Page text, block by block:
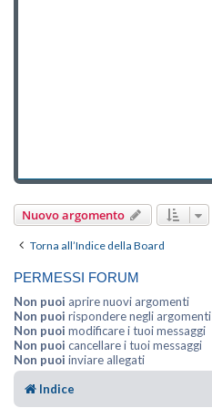
Nuovo argomento
Torna all’Indice della Board
PERMESSI FORUM
Non puoi aprire nuovi argomenti
Non puoi rispondere negli argomenti
Non puoi modificare i tuoi messaggi
Non puoi cancellare i tuoi messaggi
Non puoi inviare allegati
Indice